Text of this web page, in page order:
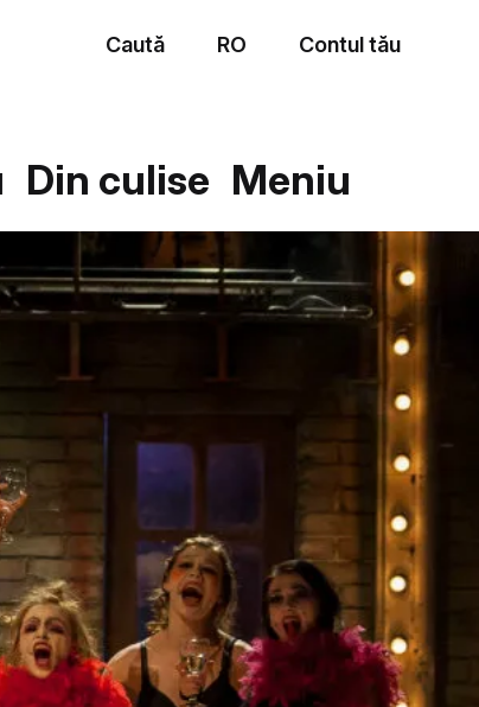
Caută RO Contul tău
Din culise Meniu